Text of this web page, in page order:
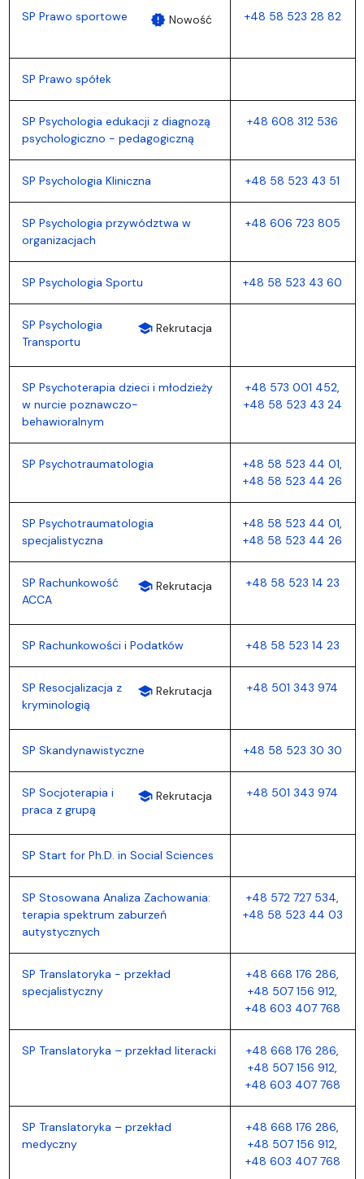
new_releases Nowość
SP Prawo sportowe +48 58 523 28 82
SP Prawo spółek
SP Psychologia edukacji z diagnozą
psychologiczno - pedagogiczną
+48 608 312 536
SP Psychologia Kliniczna +48 58 523 43 51
SP Psychologia przywództwa w
organizacjach
+48 606 723 805
SP Psychologia Sportu +48 58 523 43 60
school Rekrutacja
SP Psychologia
Transportu
SP Psychoterapia dzieci i młodzieży
w nurcie poznawczo-
behawioralnym
+48 573 001 452,
+48 58 523 43 24
SP Psychotraumatologia +48 58 523 44 01,
+48 58 523 44 26
SP Psychotraumatologia
specjalistyczna
+48 58 523 44 01,
+48 58 523 44 26
school Rekrutacja
SP Rachunkowość
ACCA
+48 58 523 14 23
SP Rachunkowości i Podatków +48 58 523 14 23
school Rekrutacja
SP Resocjalizacja z
kryminologią
+48 501 343 974
SP Skandynawistyczne +48 58 523 30 30
school Rekrutacja
SP Socjoterapia i
praca z grupą
+48 501 343 974
SP Start for Ph.D. in Social Sciences
SP Stosowana Analiza Zachowania:
terapia spektrum zaburzeń
autystycznych
+48 572 727 534,
+48 58 523 44 03
SP Translatoryka - przekład
specjalistyczny
+48 668 176 286,
+48 507 156 912,
+48 603 407 768
SP Translatoryka – przekład literacki +48 668 176 286,
+48 507 156 912,
+48 603 407 768
SP Translatoryka – przekład
medyczny
+48 668 176 286,
+48 507 156 912,
+48 603 407 768